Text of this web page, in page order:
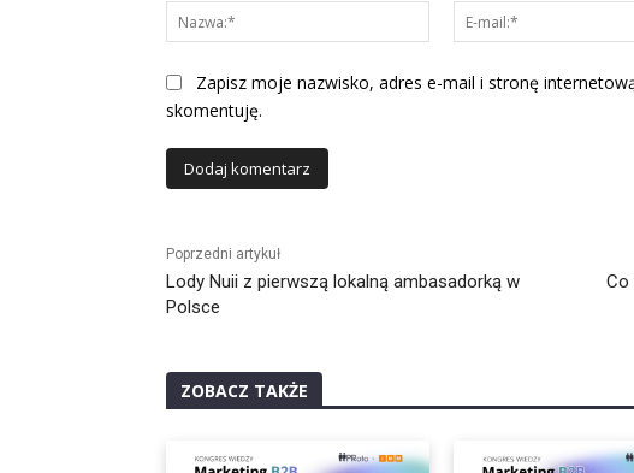
Nazwa:*
Zapisz moje nazwisko, adres e-mail i stronę
skomentuję.
Poprzedni artykuł
Lody Nuii z pierwszą lokalną ambasadorką w
Polsce
Co
ZOBACZ TAKŻE